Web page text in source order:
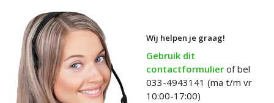
Wij helpen je graag!
Gebruik dit
contactformulier of bel
033-4943141 (ma t/m vr
10:00-17:00)